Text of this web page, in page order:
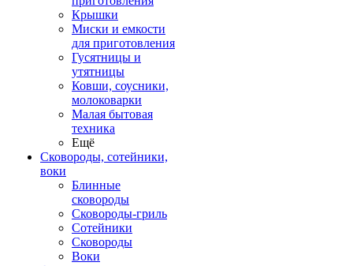
Крышки
Миски и емкости
для приготовления
Гусятницы и
утятницы
Ковши, соусники,
молоковарки
Малая бытовая
техника
Ещё
Сковороды, сотейники,
воки
Блинные
сковороды
Сковороды-гриль
Сотейники
Сковороды
Воки